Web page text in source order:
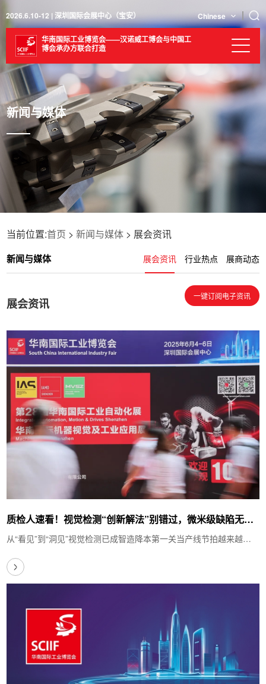
2026.6.10-12 | 深圳国际会展中心（宝安） Chinese
华南国际工业博览会——汉诺威工博会与中国工
博会承办方联合打造
新闻与媒体
当前位置:首页 >新闻与媒体 > 展会资讯
新闻与媒体 展会资讯 行业热点 展商动态
一键订阅电子资讯
展会资讯
质检人速看！视觉检测“创新解法”别错过，微米级缺陷无所
遁形
从“看见”到“洞见”视觉检测已成智造降本第一关当产线节拍越来越